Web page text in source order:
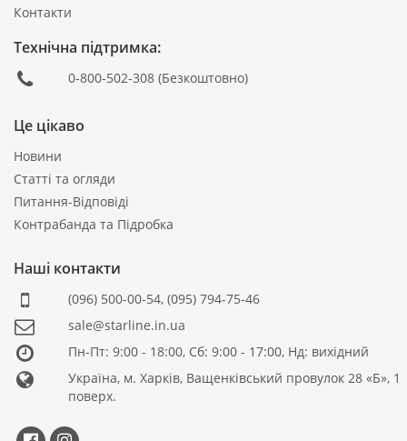
Контакти
Технічна підтримка:
0-800-502-308(Безкоштовно)
Це цікаво
Новини
Статті та огляди
Питання-Відповіді
Контрабанда та Підробка
Наші контакти
(096) 500-00-54, (095) 794-75-46
sale@starline.in.ua
Пн-Пт: 9:00 - 18:00, Сб: 9:00 - 17:00, Нд: вихідний
Україна, м. Харків, Ващенківський провулок 28 «Б», 1
поверх.